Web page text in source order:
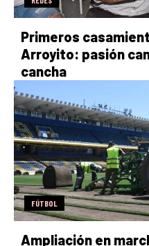
Primeros
Arroyito: pasión
cancha
FÚTBOL
Ampliación en